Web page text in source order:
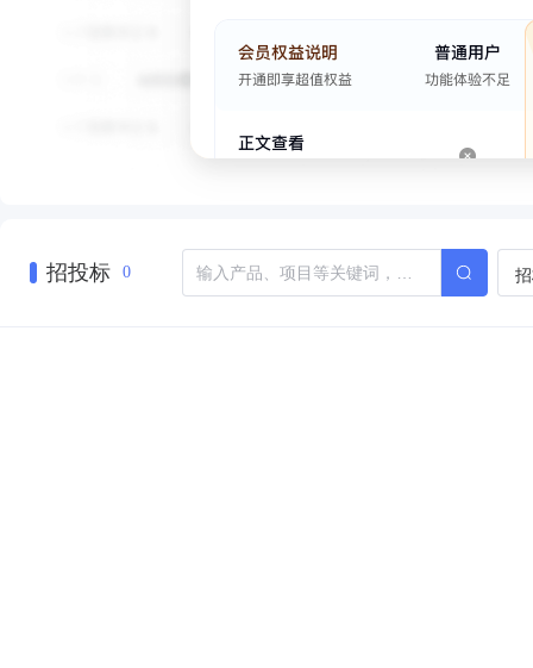
招投标 0